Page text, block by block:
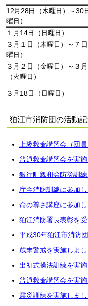
12月28日（木曜日）～30
曜日）
１月14日（日曜日）
３月１日（木曜日）～７
曜日）
３月２日（金曜日）～３
（火曜日）
３月18日（日曜日）
狛江市消防団の活動
上級救命講習会（団
普通救命講習会を実
銀行町親和会防災訓
庁舎消防訓練に参加
命の尊さ講座に参加
狛江消防署長表彰を
平成30年狛江市消防
歳末警戒を実施しまし
出初式操法訓練を実
普通救命講習会を実
震災訓練を実施しまし